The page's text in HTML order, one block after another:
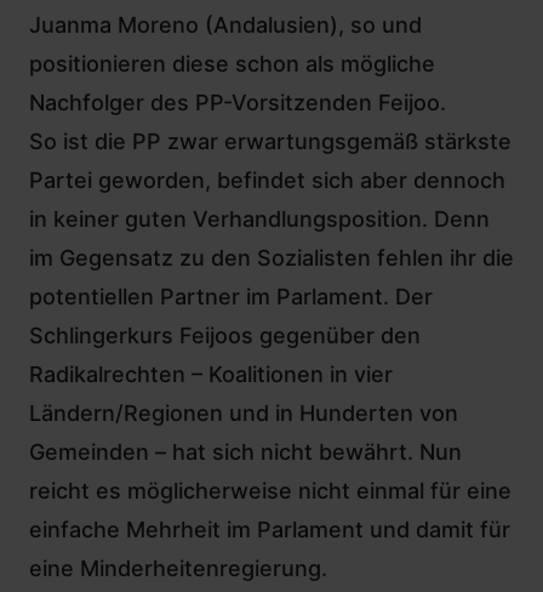
Juanma Moreno (Andalusien), so und
positionieren diese schon als mögliche
Nachfolger des PP-Vorsitzenden Feijoo.
So ist die PP zwar erwartungsgemäß stärkste
Partei geworden, befindet sich aber dennoch
in keiner guten Verhandlungsposition. Denn
im Gegensatz zu den Sozialisten fehlen ihr die
potentiellen Partner im Parlament. Der
Schlingerkurs Feijoos gegenüber den
Radikalrechten – Koalitionen in vier
Ländern/Regionen und in Hunderten von
Gemeinden – hat sich nicht bewährt. Nun
reicht es möglicherweise nicht einmal für eine
einfache Mehrheit im Parlament und damit für
eine Minderheitenregierung.